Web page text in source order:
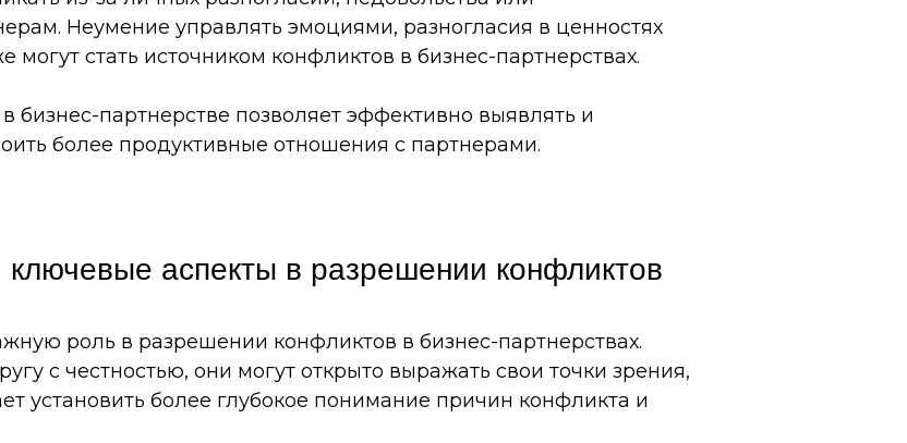
Неумение управлять эмоциями, разногласия в ценностях
могут стать источником конфликтов в бизнес-партнерствах.
партнерстве позволяет эффективно выявлять и
более продуктивные отношения с партнерами.
ключевые аспекты в разрешении конфликтов
роль в разрешении конфликтов в бизнес-партнерствах.
с честностью, они могут открыто выражать свои точки зрения,
установить более глубокое понимание причин конфликта и